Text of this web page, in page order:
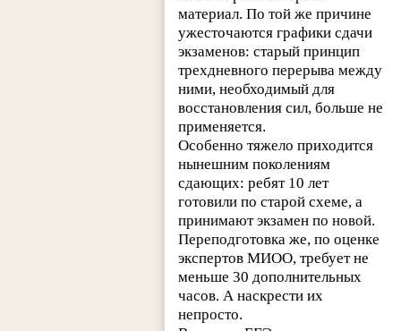
материал. По той же причине
ужесточаются графики сдачи
экзаменов: старый принцип
трехдневного перерыва между
ними, необходимый для
восстановления сил, больше не
применяется.
Особенно тяжело приходится
нынешним поколениям
сдающих: ребят 10 лет
готовили по старой схеме, а
принимают экзамен по новой.
Переподготовка же, по оценке
экспертов МИОО, требует не
меньше 30 дополнительных
часов. А наскрести их
непросто.